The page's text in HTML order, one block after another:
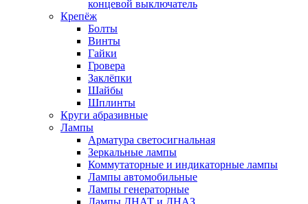
концевой выключатель
Крепёж
Болты
Винты
Гайки
Гровера
Заклёпки
Шайбы
Шплинты
Круги абразивные
Лампы
Арматура светосигнальная
Зеркальные лампы
Коммутаторные и индикаторные лампы
Лампы автомобильные
Лампы генераторные
Лампы ДНАТ и ДНАЗ